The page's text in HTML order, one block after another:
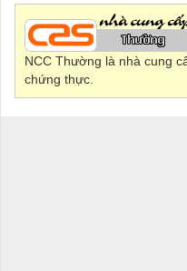
NCC Thường là nhà cung
chứng thực.